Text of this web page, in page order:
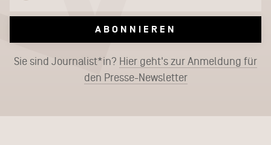
ABONNIEREN
Sie sind Journalist*in? Hier geht's zur Anmeldung für
den Presse-Newsletter